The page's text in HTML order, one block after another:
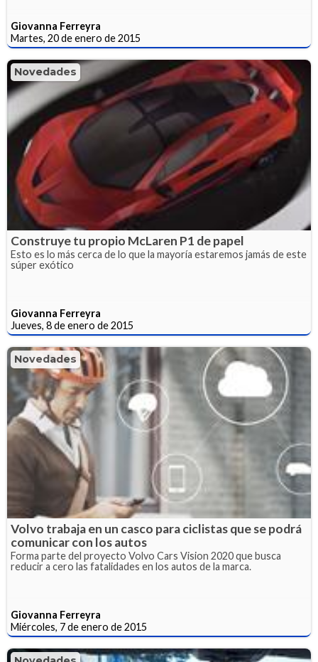
Giovanna Ferreyra
Martes, 20 de enero de 2015
Novedades
Construye tu propio McLaren P1 de papel
Esto es lo más cerca de lo que la mayoría estaremos jamás de este
súper exótico
Giovanna Ferreyra
Jueves, 8 de enero de 2015
Novedades
Volvo trabaja en un casco para ciclistas que se podrá
comunicar con los autos
Forma parte del proyecto Volvo Cars Vision 2020 que busca
reducir a cero las fatalidades en los autos de la marca.
Giovanna Ferreyra
Miércoles, 7 de enero de 2015